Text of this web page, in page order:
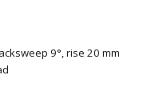
9°, rise 20 mm